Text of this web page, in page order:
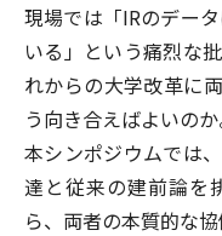
現場では「IRのデー
いる」という痛烈な
れからの大学改革に
う向き合えばよいのか
本シンポジウムでは
達と従来の建前論を
ら、両者の本質的な協